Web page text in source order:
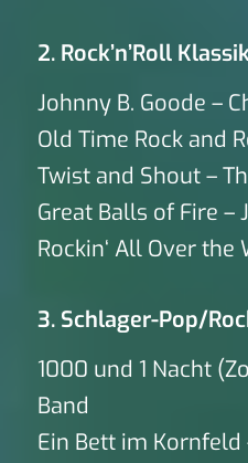
2. Rock’n’Roll
Johnny B. Goode –
Old Time Rock and
Twist and Shout –
Great Balls of Fire –
Rockin‘ All Over
3. Schlager-Pop/
1000 und 1 Nacht
Band
Ein Bett im Kornfeld